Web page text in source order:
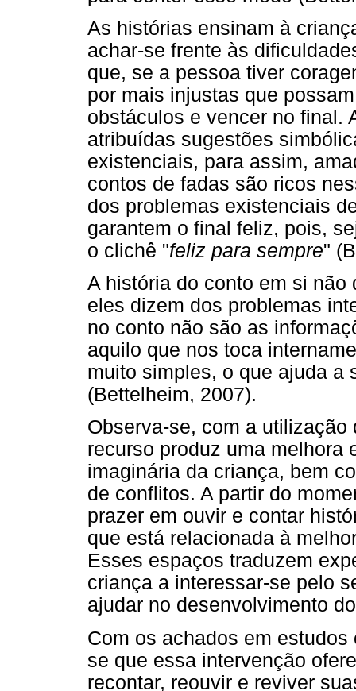
As histórias ensinam à
achar-se frente às
que, se a pessoa tiver
por mais injustas que
obstáculos e vencer no final.
atribuídas sugestões
existenciais, para assim,
contos de fadas são ricos
dos problemas existenciais
garantem o final feliz, pois,
o clichê "feliz para sempre"
A história do conto em si
eles dizem dos problemas
no conto não são as
aquilo que nos toca
muito simples, o que ajuda a
(Bettelheim, 2007).
Observa-se, com a
recurso produz uma melhora
imaginária da criança, bem
de conflitos. A partir do
prazer em ouvir e contar
que está relacionada à
Esses espaços traduzem
criança a interessar-se pelo
ajudar no desenvolvimento
Com os achados em
se que essa intervenção
recontar, reouvir e reviver